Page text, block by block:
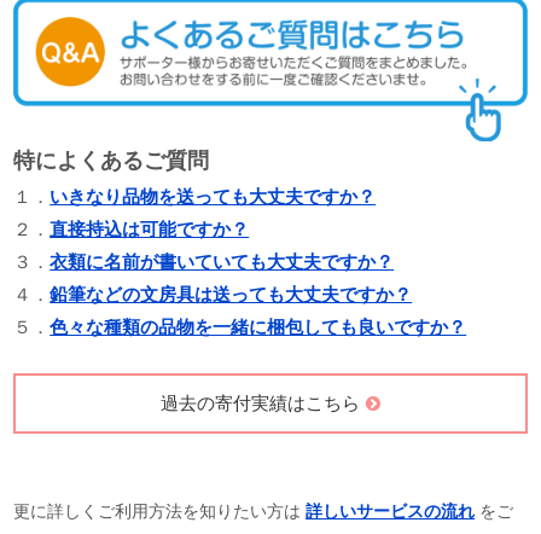
特によくあるご質問
１．いきなり品物を送っても大丈夫ですか？
２．直接持込は可能ですか？
３．衣類に名前が書いていても大丈夫ですか？
４．鉛筆などの文房具は送っても大丈夫ですか？
５．色々な種類の品物を一緒に梱包しても良いですか？
過去の寄付実績はこちら
更に詳しくご利用方法を知りたい方は詳しいサービスの流れをご